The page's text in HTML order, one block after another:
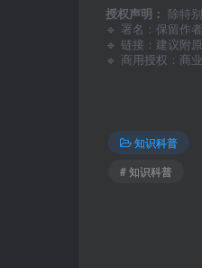
授权声明： 除特
🔹 署名：保留作
🔹 链接：建议附
🔹 商用授权：商
知识科普
# 知识科普